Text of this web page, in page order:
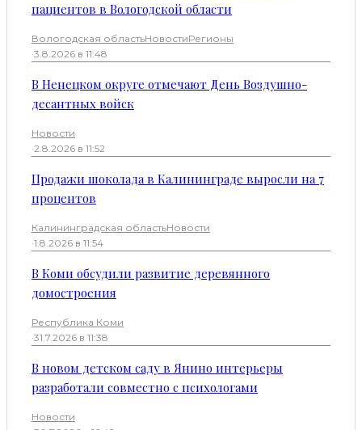
пациентов в Вологодской области
Вологодская областьНовостиРегионы
·3.8.2026 в 11:48
В Ненецком округе отмечают День Воздушно-
десантных войск
Новости
·2.8.2026 в 11:52
Продажи шоколада в Калининграде выросли на 7
процентов
Калининградская областьНовости
·1.8.2026 в 11:54
В Коми обсудили развитие деревянного
домостроения
Республика Коми
·31.7.2026 в 11:38
В новом детском саду в Янино интерьеры
разработали совместно с психологами
Новости